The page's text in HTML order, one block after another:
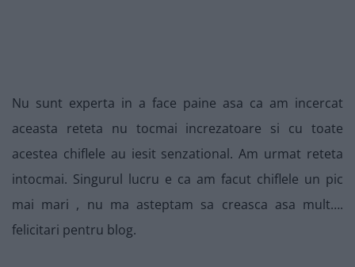
Nu sunt experta in a face paine asa ca am incercat
aceasta reteta nu tocmai increzatoare si cu toate
acestea chiflele au iesit senzational. Am urmat reteta
intocmai. Singurul lucru e ca am facut chiflele un pic
mai mari , nu ma asteptam sa creasca asa mult….
felicitari pentru blog.